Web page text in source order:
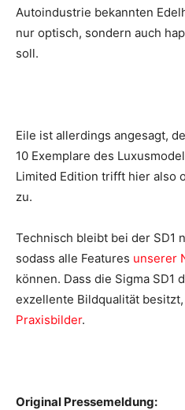
Autoindustrie bekannten
nur optisch, sondern auch
soll.
Eile ist allerdings angesagt,
10 Exemplare des
Limited Edition trifft hier also
zu.
Technisch bleibt bei der SD1
sodass alle Features unserer
können. Dass die Sigma SD1
exzellente Bildqualität besitzt,
Praxisbilder.
Original Pressemeldung: